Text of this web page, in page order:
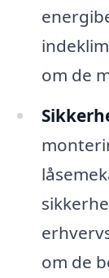
om de
om de